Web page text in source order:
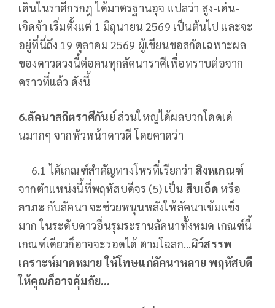
เดินในราศีกรกฎ ได้มาตรฐานอุจ แปลว่า สูง-เด่น-
เจิดจ้า เริ่มตั้งแต่ 1 มิถุนายน 2569 เป็นต้นไป และจะ
อยู่ที่นี่ถึง 19 ตุลาคม 2569 ผู้เขียนขอสกัดเฉพาะผล
ของดาวดวงนี้ต่อคนทุกลัคนาราศีเพื่อทราบต่อจาก
คราวที่แล้ว ดังนี้
6.ลัคนาสถิตราศีกันย์ส่วนใหญ่ได้ผลบวกโดดเด่
นมากๆ จากหัวหน้าดาวดี โดยคาดว่า
6.1 ได้เกณฑ์สำคัญทางโหรที่เรียกว่า สิงหเกณฑ์
จากตำแหน่งนี้ที่พฤหัสบดีจร (5) เป็น สิบเอ็ด หรือ
ลาภะกับลัคนา จะช่วยหนุนหลังให้ลัคนาเข้มแข็ง
มาก ในระดับดาวอื่นรุมระรานลัคนาทั้งหมด เกณฑ์นี้
เกณฑ์เดียวก็อาจจะรอดได้ ตามโฉลก…ผิว์สรรพ
เคราะห์มาดหมาย ให้โทษแก่ลัคนาหลาย พฤหัสบดี
ให้คุณก็อาจคุ้มภัย…